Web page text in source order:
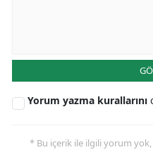
Yorum yazma kurallarını
* Bu içerik ile ilgili yorum yok,